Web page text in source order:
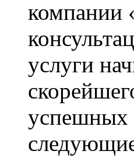
компании
услуги
успешных